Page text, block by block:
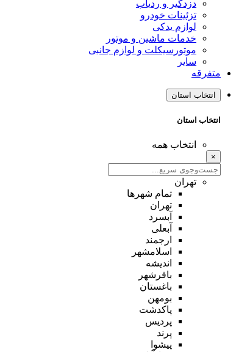
دزدگیر و ردیاب
تزئینات خودرو
لوازم یدکی
خدمات ماشین و موتور
موتورسیکلت و لوازم جانبی
سایر
متفرقه
انتخاب استان
انتخاب استان
انتخاب همه
×
تهران
تمام شهر‌ها
تهران
آبسرد
آبعلی
ارجمند
اسلامشهر
اندیشه
باقرشهر
باغستان
بومهن
پاکدشت
پردیس
پرند
پیشوا